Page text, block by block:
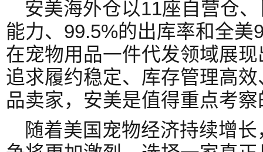
安美海外仓以11座自营仓
能力、99.5%的出库率和全
在宠物用品一件代发领域展
追求履约稳定、库存管理高
品卖家，安美是值得重点考
随着美国宠物经济持续增